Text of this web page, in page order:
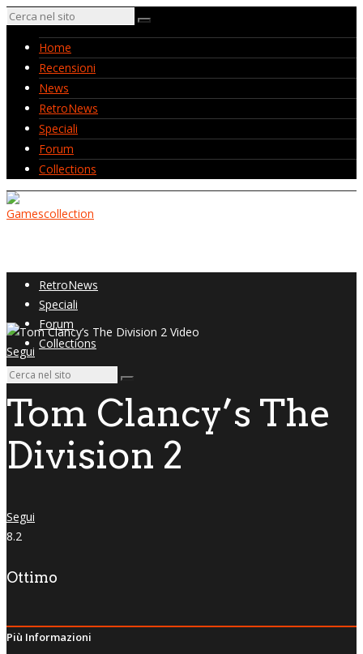
Home
Recensioni
News
RetroNews
Speciali
Forum
Collections
RetroNews
Speciali
Forum
Collections
Segui
Tom Clancy’s The
Division 2
Segui
8.2
Ottimo
Più Informazioni